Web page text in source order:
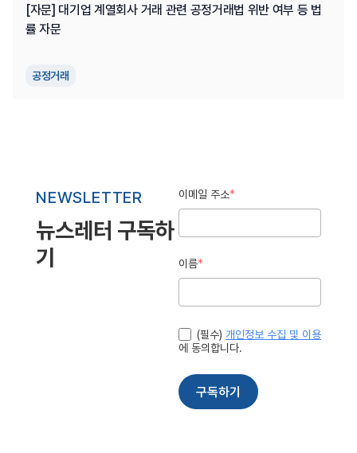
공정거래
[자문] 대기업 계열회사 거래 관련 공정거래법 위반 여부 등 법
률 자문